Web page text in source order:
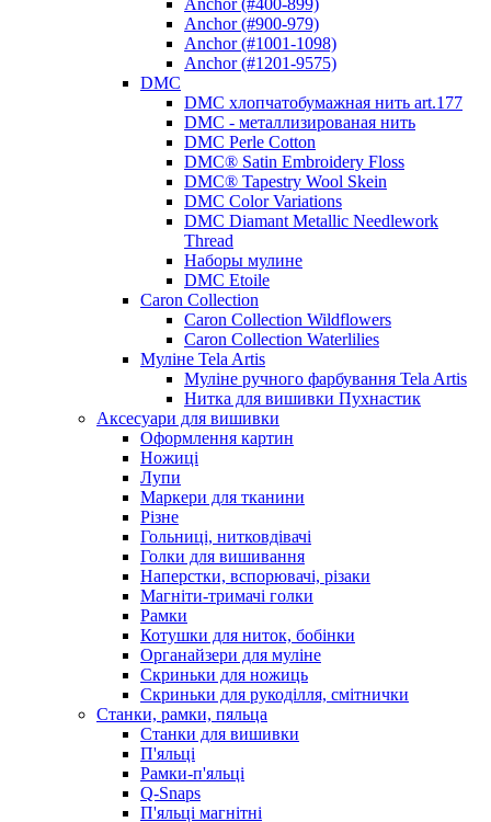
Anchor (#900-979)
Anchor (#1001-1098)
Anchor (#1201-9575)
DMC
DMC хлопчатобумажная нить art.177
DMC - металлизированая нить
DMC Perle Cotton
DMC® Satin Embroidery Floss
DMC® Tapestry Wool Skein
DMC Color Variations
DMC Diamant Metallic Needlework
Thread
Наборы мулине
DMC Etoile
Caron Collection
Caron Collection Wildflowers
Caron Collection Waterlilies
Муліне Tela Artis
Муліне ручного фарбування Tela Artis
Нитка для вишивки Пухнастик
Аксесуари для вишивки
Оформлення картин
Ножиці
Лупи
Маркери для тканини
Різне
Гольниці, нитковдівачі
Голки для вишивання
Наперстки, вспорювачі, різаки
Магніти-тримачі голки
Рамки
Котушки для ниток, бобінки
Органайзери для муліне
Скриньки для ножиць
Скриньки для рукоділля, смітнички
Станки, рамки, пяльца
Станки для вишивки
П'яльці
Рамки-п'яльці
Q-Snaps
П'яльці магнітні